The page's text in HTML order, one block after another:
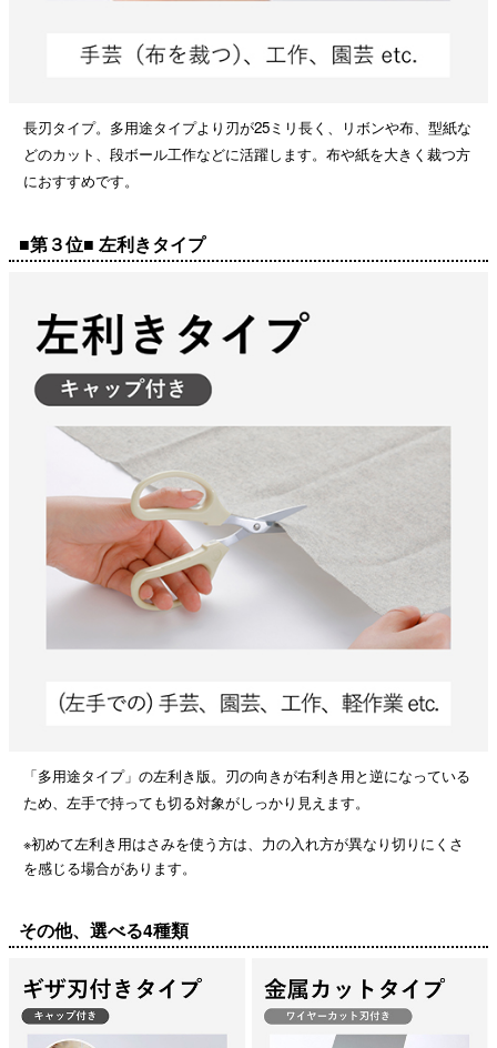
長刃タイプ。多用途タイプより刃が25ミリ長く、リボンや布、型紙な
どのカット、段ボール工作などに活躍します。布や紙を大きく裁つ方
におすすめです。
■第３位■ 左利きタイプ
「多用途タイプ」の左利き版。刃の向きが右利き用と逆になっている
ため、左手で持っても切る対象がしっかり見えます。
※初めて左利き用はさみを使う方は、力の入れ方が異なり切りにくさ
を感じる場合があります。
その他、選べる4種類